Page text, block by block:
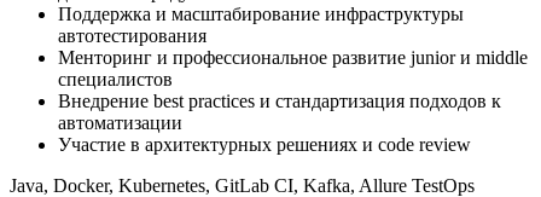
Поддержка и масштабирование инфраструктуры
автотестирования
Менторинг и профессиональное развитие junior и middle
специалистов
Внедрение best practices и стандартизация подходов к
автоматизации
Участие в архитектурных решениях и code review
Java, Docker, Kubernetes, GitLab CI, Kafka, Allure TestOps